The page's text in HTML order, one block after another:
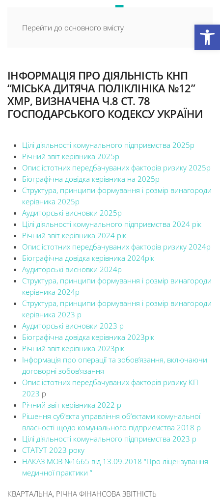
Перейти до основного вмісту
ІНФОРМАЦІЯ ПРО ДІЯЛЬНІСТЬ КНП
“МІСЬКА ДИТЯЧА ПОЛІКЛІНІКА №12”
ХМР, ВИЗНАЧЕНА Ч.8 СТ. 78
ГОСПОДАРСЬКОГО КОДЕКСУ УКРАЇНИ
Цілі діяльності комунального підприємства 2025р
Річний звіт керівника 2025р
Опис істотних передбачуваних факторів ризику 2025р
Біографічна довідка керівника на 2025р
Cтруктура, принципи формування і розмір винагороди
керівника 2025р
Аудиторські висновки 2025р
Цілі діяльності комунального підприємства 2024 рік
Річний звіт керівника 2024 рік
Опис істотних передбачуваних факторів ризику 2024р
Біографічна довідка керівника 2024рік
Аудиторські висновки 2024р
Cтруктура, принципи формування і розмір винагороди
керівника 2024р
Cтруктура, принципи формування і розмір винагороди
керівника 2023 р
Аудиторські висновки 2023 р
Біографічна довідка керівника 2023рік
Річний звіт керівника 2023рік
Інформація про операції та зобов’язання, включаючи
договорні зобов’язання
Опис істотних передбачуваних факторів ризику КП
2023 р
Річний звіт керівника 2022 р
Рішення суб’єкта управління об’єктами комунальної
власності щодо комунального підприємства 2018 р
Цілі діяльності комунального підприємства 2023 р
СТАТУТ 2023 року
НАКАЗ МОЗ №1665 від 13.09.2018 “Про ліцензування
медичної практики “
КВАРТАЛЬНА, РІЧНА ФІНАНСОВА ЗВІТНІСТЬ